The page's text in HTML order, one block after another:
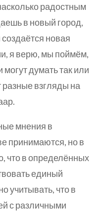
радостным
в новый город,
новая
я верю, мы поймём,
думать так или
разные взгляды на
мнения в
принимаются, но в
что в определённых
единый
учитывать, что в
с различными